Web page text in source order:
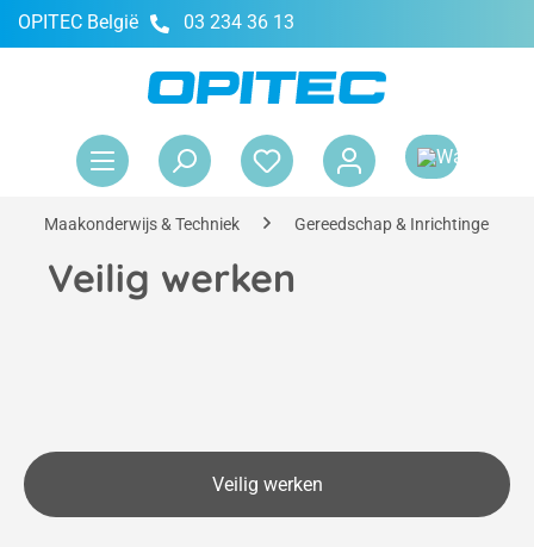
OPITEC België 03 234 36 13
Maakonderwijs & Techniek Gereedschap & Inrichtingen
Veilig werken
Veilig werken